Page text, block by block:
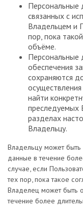
Персональные
связанных с
Владельцем и
пор, пока
объёме.
Персональные
обеспечения
сохраняются
найти
преследуемых
разделах
Владельцу.
Владельцу может
данные в течение
случае, если
тех пор, пока такое
Владелец может быть
течение более